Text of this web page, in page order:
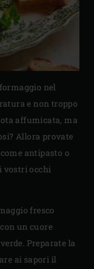
nel
e non troppo
affumicata, ma
Allora provate
antipasto o
vostri occhi
fresco
un cuore
Preparate la
ai sapori il